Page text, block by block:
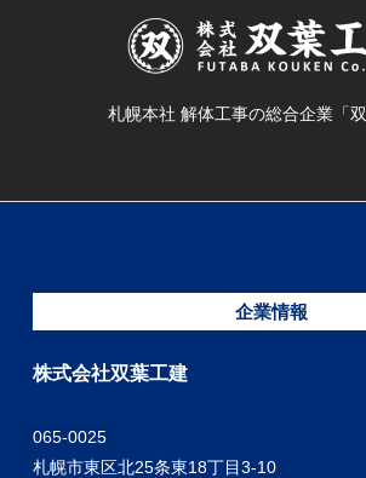
札幌本社 解体工事の総合企業「双
企業情報
株式会社双葉工建
065-0025
札幌市東区北25条東18丁目3-10